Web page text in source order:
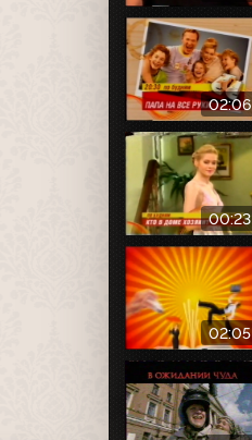
02:06
00:23
02:05